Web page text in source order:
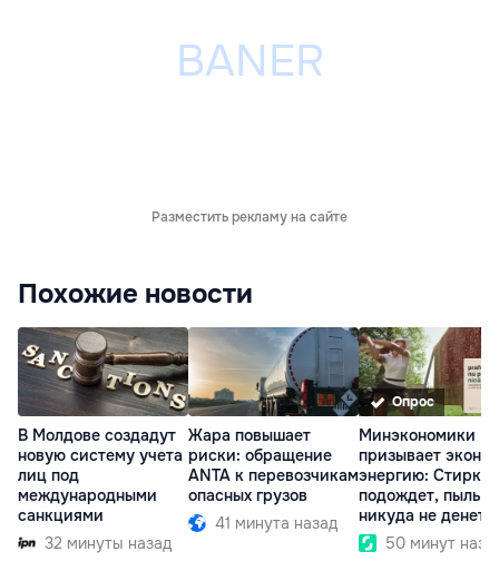
Разместить рекламу на сайте
Похожие новости
В Молдове создадут
новую систему учета
лиц под
международными
санкциями
32 минуты назад
Жара повышает
риски: обращение
ANTA к перевозчикам
опасных грузов
41 минута назад
Опрос
Минэкономики
призывает
энергию: Стирка
подождет, пыль
никуда не
50 минут